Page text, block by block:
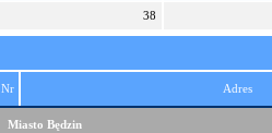
38
Nr Adres
Miasto Będzin